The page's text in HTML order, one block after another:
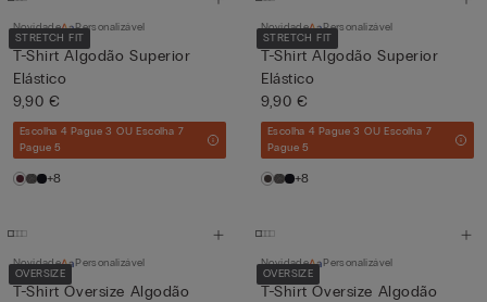
STRETCH FIT
Novidade Personalizável
T-Shirt Algodão Superior
Elástico
9,90 €
Escolha 4 Pague 3 OU Escolha 7
Pague 5
+8
STRETCH FIT
Novidade Personalizável
T-Shirt Algodão Superior
Elástico
9,90 €
Escolha 4 Pague 3 OU Escolha 7
Pague 5
+8
OVERSIZE
Novidade Personalizável
T-Shirt Oversize Algodão
OVERSIZE
Novidade Personalizável
T-Shirt Oversize Algodão